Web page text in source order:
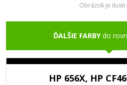
Obrázok je
ĎALŠIE FARBYdo
HP 656X, HP